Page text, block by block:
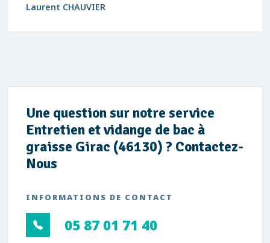
Laurent CHAUVIER
Une question sur notre service
Entretien et vidange de bac à
graisse Girac (46130) ? Contactez-
Nous
INFORMATIONS DE CONTACT
05 87 01 71 40